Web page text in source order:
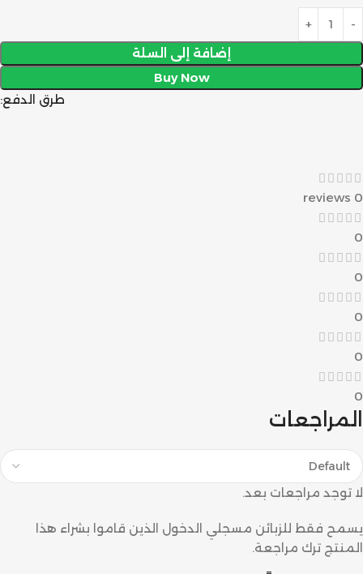
إضافة إلى السلة
Buy Now
طرق الدفع:
0 reviews
0
0
0
0
0
المراجعات
لا توجد مراجعات بعد.
يسمح فقط للزبائن مسجلي الدخول الذين قاموا بشراء هذا
المنتج ترك مراجعة.